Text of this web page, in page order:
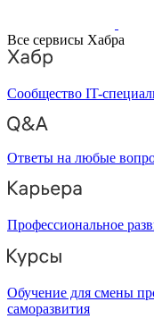
Все сервисы Хабра
Сообщество IT-
Ответы на любые
Профессиональное
Обучение для смены
саморазвития